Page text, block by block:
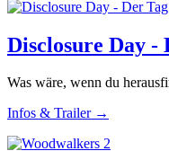
Disclosure Day -
Was wäre, wenn du
Infos & Trailer →